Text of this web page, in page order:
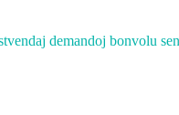
demandoj bonvolu